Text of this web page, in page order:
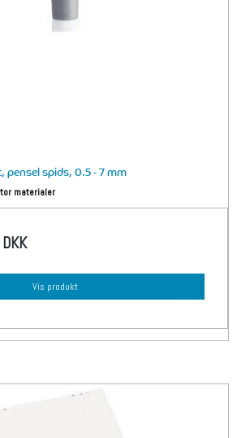
spids, 0.5 - 7 mm
materialer
Vis produkt